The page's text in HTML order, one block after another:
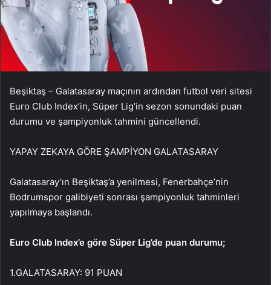
Beşiktaş – Galatasaray maçının ardından futbol veri sitesi
Euro Club Index’in, Süper Lig’in sezon sonundaki puan
durumu ve şampiyonluk tahmini güncellendi.
YAPAY ZEKAYA GÖRE ŞAMPİYON GALATASARAY
Galatasaray’ın Beşiktaş’a yenilmesi, Fenerbahçe’nin
Bodrumspor galibiyeti sonrası şampiyonluk tahminleri
yapılmaya başlandı.
Euro Club Index’e göre Süper Lig’de puan durumu;
1.GALATASARAY: 91 PUAN